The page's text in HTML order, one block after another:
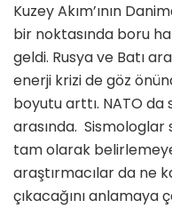
Kuzey Akım’ının
bir noktasında boru
geldi. Rusya ve Batı
enerji krizi de göz
boyutu arttı. NATO da
arasında. Sismologlar
tam olarak
araştırmacılar da ne
çıkacağını anlamaya